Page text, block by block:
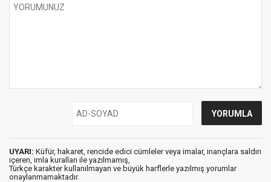
UYARI: Küfür, hakaret, rencide edici cümleler veya imalar, inançlara saldırı
içeren, imla kuralları ile yazılmamış,
Türkçe karakter kullanılmayan ve büyük harflerle yazılmış yorumlar
onaylanmamaktadır.